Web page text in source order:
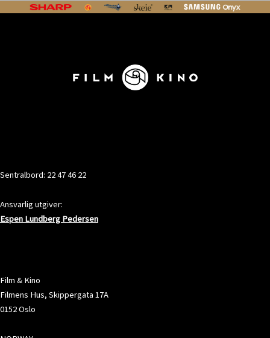
Sentralbord: 22 47 46 22
Ansvarlig utgiver:
Espen Lundberg Pedersen
Film & Kino
Filmens Hus, Skippergata 17A
0152 Oslo